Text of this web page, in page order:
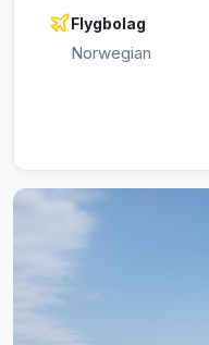
Flygbolag
Norwegian